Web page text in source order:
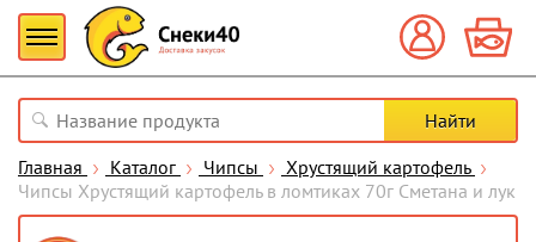
Главная Каталог Чипсы
Хрустящий картофель
Чипсы Хрустящий картофель в ломтиках 70г Сметана и лук